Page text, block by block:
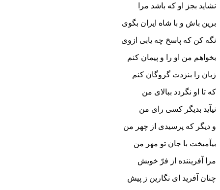
نشاید بجز او که باشد مرا
برین باش و با شاه ایران بگوى
نگه کن که پاسخ چه یابى ازوى‏
بخواهم من او را و پیمان کنم
زبان را بنزدت گروگان کنم‏
که تا او نگردد ببالاى من
نیآید بدیگر کسى راى من‏
و دیگر که پرسیدى از چهر من
بیآمیخت با جان تو مهر من‏
مرا آفریننده از فرّ خویش
چنان آفرید اى نگارین ز پیش‏